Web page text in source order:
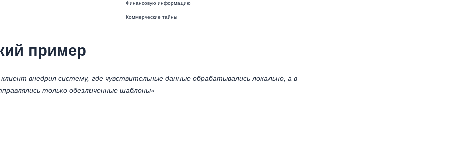
Финансовую информацию
Коммерческие тайны
пример
внедрил систему, где чувствительные данные обрабатывались локально, а в
только обезличенные шаблоны»